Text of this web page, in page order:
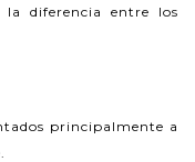
la diferencia entre los
principalmente a